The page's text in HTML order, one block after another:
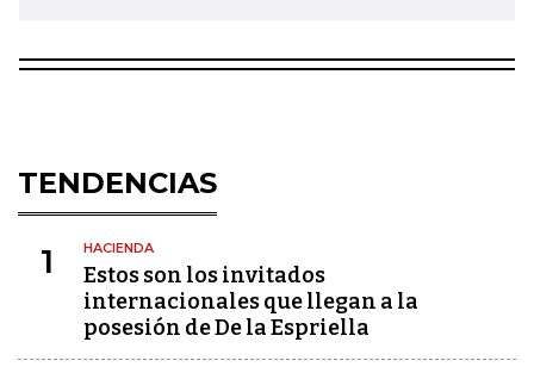
TENDENCIAS
1 HACIENDA
Estos son los invitados
internacionales que llegan a la
posesión de De la Espriella